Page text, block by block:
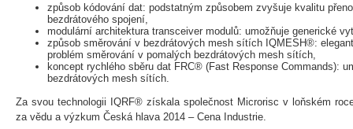
způsob kódování dat: podstatným způsobem zvyšuje kvalitu
bezdrátového spojení,
modulární architektura transceiver modulů: umožňuje generické
způsob směrování v bezdrátových mesh sítích IQMESH®:
problém směrování v pomalých bezdrátových mesh sítích,
koncept rychlého sběru dat FRC® (Fast Response Commands):
bezdrátových mesh sítích.
Za svou technologii IQRF® získala společnost Microrisc v loňském
za vědu a výzkum Česká hlava 2014 – Cena Industrie.